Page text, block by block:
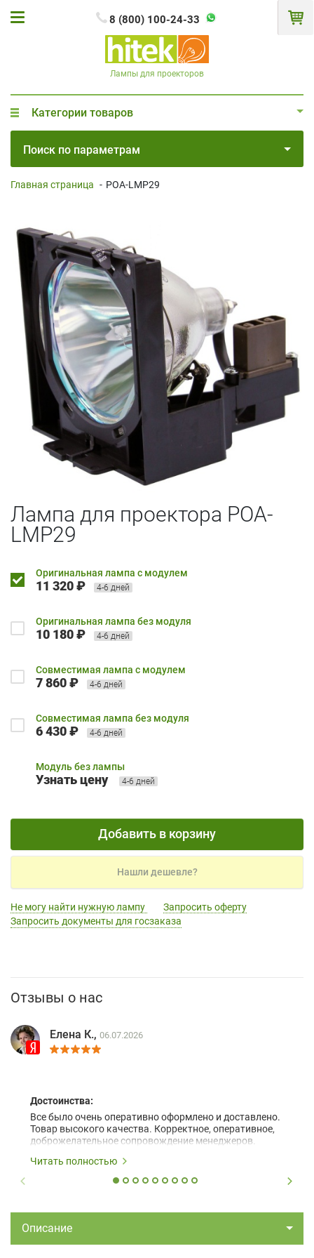
8 (800) 100-24-33
Лампы для проекторов
Категории товаров
Поиск по параметрам
Главная страница - POA-LMP29
Лампа для проектора POA-
LMP29
Оригинальная лампа с модулем
11 320 ₽ 4-6 дней
Оригинальная лампа без модуля
10 180 ₽ 4-6 дней
Совместимая лампа с модулем
7 860 ₽ 4-6 дней
Совместимая лампа без модуля
6 430 ₽ 4-6 дней
Модуль без лампы
Узнать цену 4-6 дней
Добавить в корзину
Нашли дешевле?
Не могу найти нужную лампу
Запросить оферту
Запросить документы для госзаказа
Отзывы о нас
Елена К., 06.07.2026
Достоинства:
Все было очень оперативно оформлено и доставлено.
Товар высокого качества. Корректное, оперативное,
доброжелательное сопровождение менеджеров.
Читать полностью
Описание